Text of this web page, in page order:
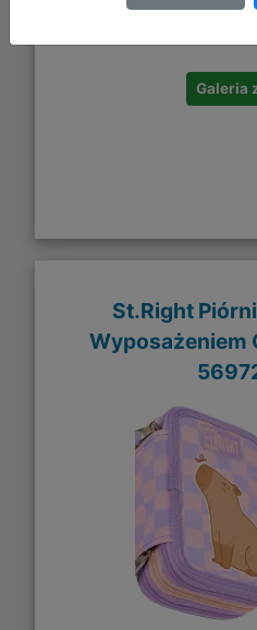
DO
Galeria
St.Right
Wyposażeniem